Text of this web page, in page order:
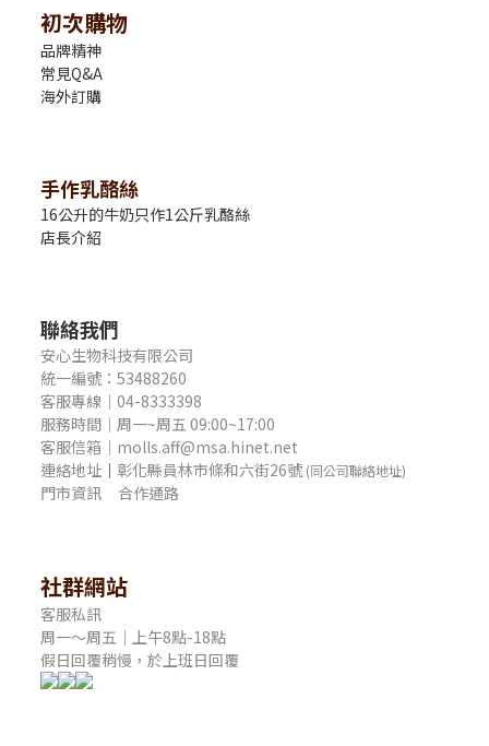
初次購物
品牌精神
常見Q&A
海外訂購
手作乳酪絲
16公升的牛奶只作1公斤乳酪絲
店長介紹
聯絡我們
安心生物科技有限公司
統一編號：53488260
客服專線｜04-8333398
服務時間｜周一~周五 09:00~17:00
客服信箱｜molls.aff@msa.hinet.net
連絡地址 ｜ 彰化縣員林市條和六街26號 (同公司聯絡地址)
門市資訊 合作通路
社群網站
客服私訊
周一～周五｜上午8點-18點
假日回覆稍慢，於上班日回覆